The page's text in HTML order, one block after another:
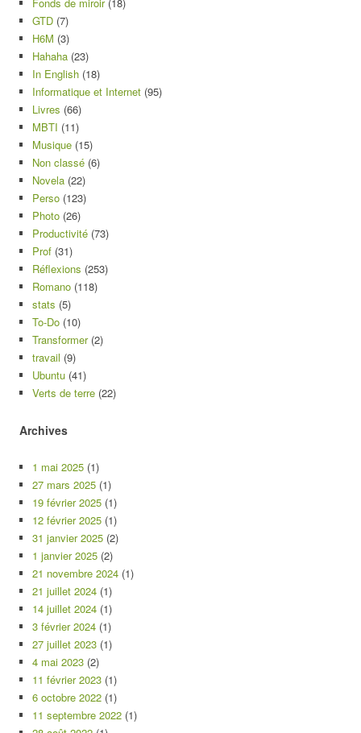
GTD (7)
H6M (3)
Hahaha (23)
In English (18)
Informatique et Internet (95)
Livres (66)
MBTI (11)
Musique (15)
Non classé (6)
Novela (22)
Perso (123)
Photo (26)
Productivité (73)
Prof (31)
Réflexions (253)
Romano (118)
stats (5)
To-Do (10)
Transformer(2)
travail (9)
Ubuntu (41)
Verts de terre (22)
Archives
1 mai 2025 (1)
27 mars 2025 (1)
19 février 2025 (1)
12 février 2025 (1)
31 janvier 2025 (2)
1 janvier 2025 (2)
21 novembre 2024 (1)
21 juillet 2024 (1)
14 juillet 2024 (1)
3 février 2024 (1)
27 juillet 2023 (1)
4 mai 2023 (2)
11 février 2023 (1)
6 octobre 2022 (1)
11 septembre 2022 (1)